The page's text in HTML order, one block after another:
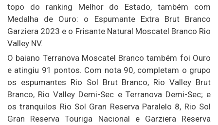
topo do ranking Melhor do Estado, também com
Medalha de Ouro: o Espumante Extra Brut Branco
Garziera 2023 e o Frisante Natural Moscatel Branco Rio
Valley NV.
O baiano Terranova Moscatel Branco também foi Ouro
e atingiu 91 pontos. Com nota 90, completam o grupo
os espumantes Rio Sol Brut Branco, Rio Valley Brut
Branco, Rio Valley Demi-Sec e Terranova Demi-Sec; e
os tranquilos Rio Sol Gran Reserva Paralelo 8, Rio Sol
Gran Reserva Touriga Nacional e Garziera Reserva